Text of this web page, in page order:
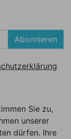
Abonnieren
Sie zu,
unserer
dürfen. Ihre